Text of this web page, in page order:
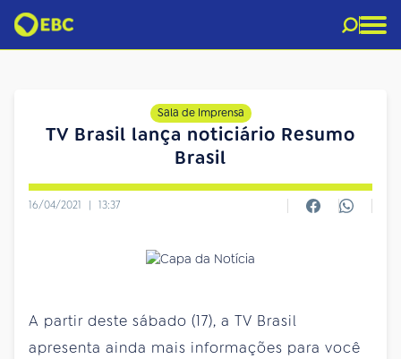
Sala de Imprensa
TV Brasil lança noticiário Resumo
Brasil
16/04/2021 | 13:37
A partir deste sábado (17), a TV Brasil
apresenta ainda mais informações para você